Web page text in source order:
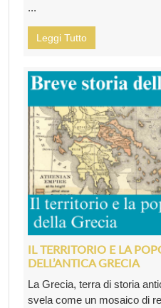
...
Leggi Tutto
IL TERRITORIO E LA
DELL’ANTICA GRECIA
La Grecia, terra di storia
svela come un mosaico di